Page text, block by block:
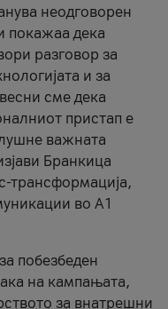
неодговорен
покажаа дека
разговор за
и за
сме дека
пристап е
важната
Бранкица
трансформација,
во А1
побезбеден
на кампањата,
за внатрешни